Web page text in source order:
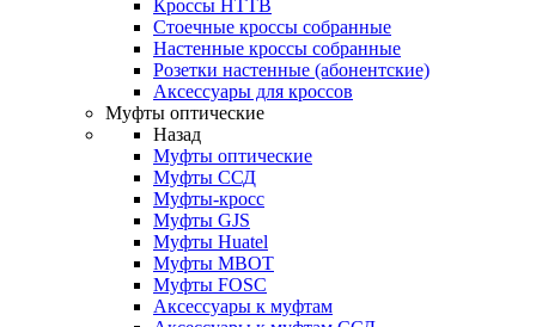
Кроссы HTTB
Стоечные кроссы собранные
Настенные кроссы собранные
Розетки настенные (абонентские)
Аксессуары для кроссов
Муфты оптические
Назад
Муфты оптические
Муфты ССД
Муфты-кросс
Муфты GJS
Муфты Huatel
Муфты МВОТ
Муфты FOSC
Аксессуары к муфтам